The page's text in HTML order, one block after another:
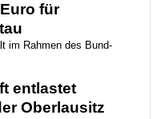
für
im Rahmen des Bund-
entlastet
Oberlausitz